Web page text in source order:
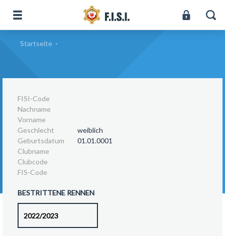
Startseite -
FISI-Code
Nachname
Vorname
Geschlecht
weiblich
Geburtsdatum
01.01.0001
Clubname
Clubcode
FIS-Code
BESTRITTENE RENNEN